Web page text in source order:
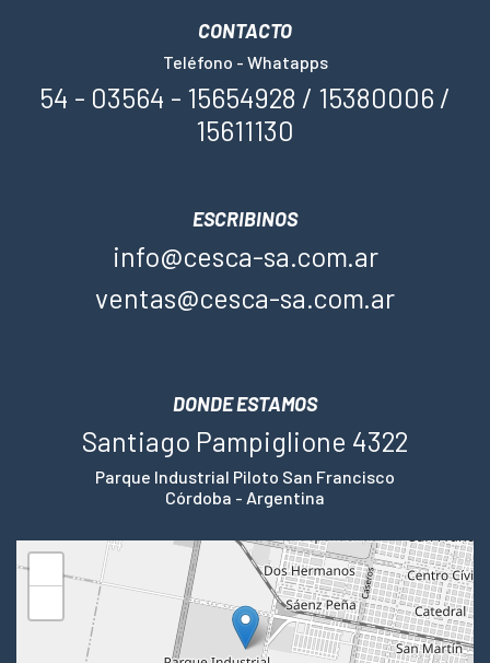
CONTACTO
Teléfono - Whatapps
54 - 03564 - 15654928 / 15380006 /
15611130
ESCRIBINOS
info@cesca-sa.com.ar
ventas@cesca-sa.com.ar
DONDE ESTAMOS
Santiago Pampiglione 4322
Parque Industrial Piloto San Francisco
Córdoba - Argentina